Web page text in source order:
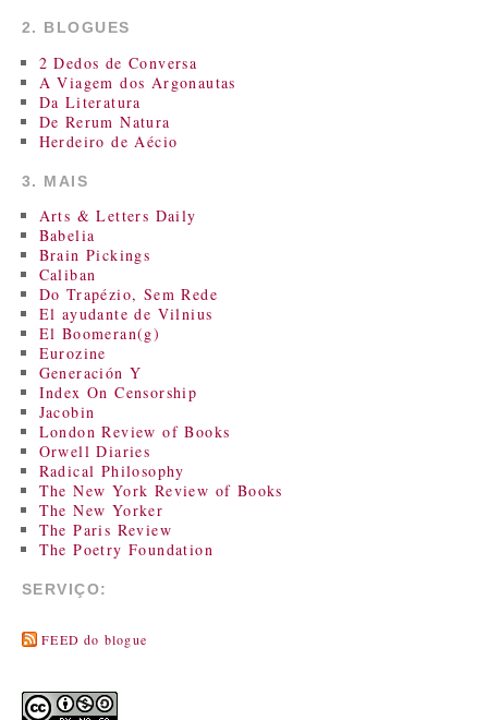
2. BLOGUES
2 Dedos de Conversa
A Viagem dos Argonautas
Da Literatura
De Rerum Natura
Herdeiro de Aécio
3. MAIS
Arts & Letters Daily
Babelia
Brain Pickings
Caliban
Do Trapézio, Sem Rede
El ayudante de Vilnius
El Boomeran(g)
Eurozine
Generación Y
Index On Censorship
Jacobin
London Review of Books
Orwell Diaries
Radical Philosophy
The New York Review of Books
The New Yorker
The Paris Review
The Poetry Foundation
SERVIÇO:
FEED do blogue